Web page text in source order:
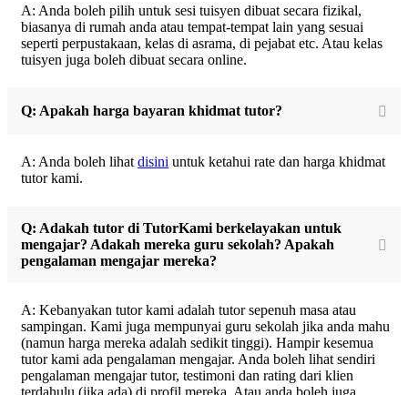
A: Anda boleh pilih untuk sesi tuisyen dibuat secara fizikal,
biasanya di rumah anda atau tempat-tempat lain yang sesuai
seperti perpustakaan, kelas di asrama, di pejabat etc. Atau kelas
tuisyen juga boleh dibuat secara online.
Q: Apakah harga bayaran khidmat tutor?
A: Anda boleh lihat disini untuk ketahui rate dan harga khidmat
tutor kami.
Q: Adakah tutor di TutorKami berkelayakan untuk
mengajar? Adakah mereka guru sekolah? Apakah
pengalaman mengajar mereka?
A: Kebanyakan tutor kami adalah tutor sepenuh masa atau
sampingan. Kami juga mempunyai guru sekolah jika anda mahu
(namun harga mereka adalah sedikit tinggi). Hampir kesemua
tutor kami ada pengalaman mengajar. Anda boleh lihat sendiri
pengalaman mengajar tutor, testimoni dan rating dari klien
terdahulu (jika ada) di profil mereka. Atau anda boleh juga